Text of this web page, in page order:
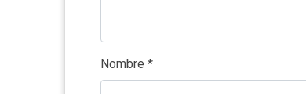
Nombre *